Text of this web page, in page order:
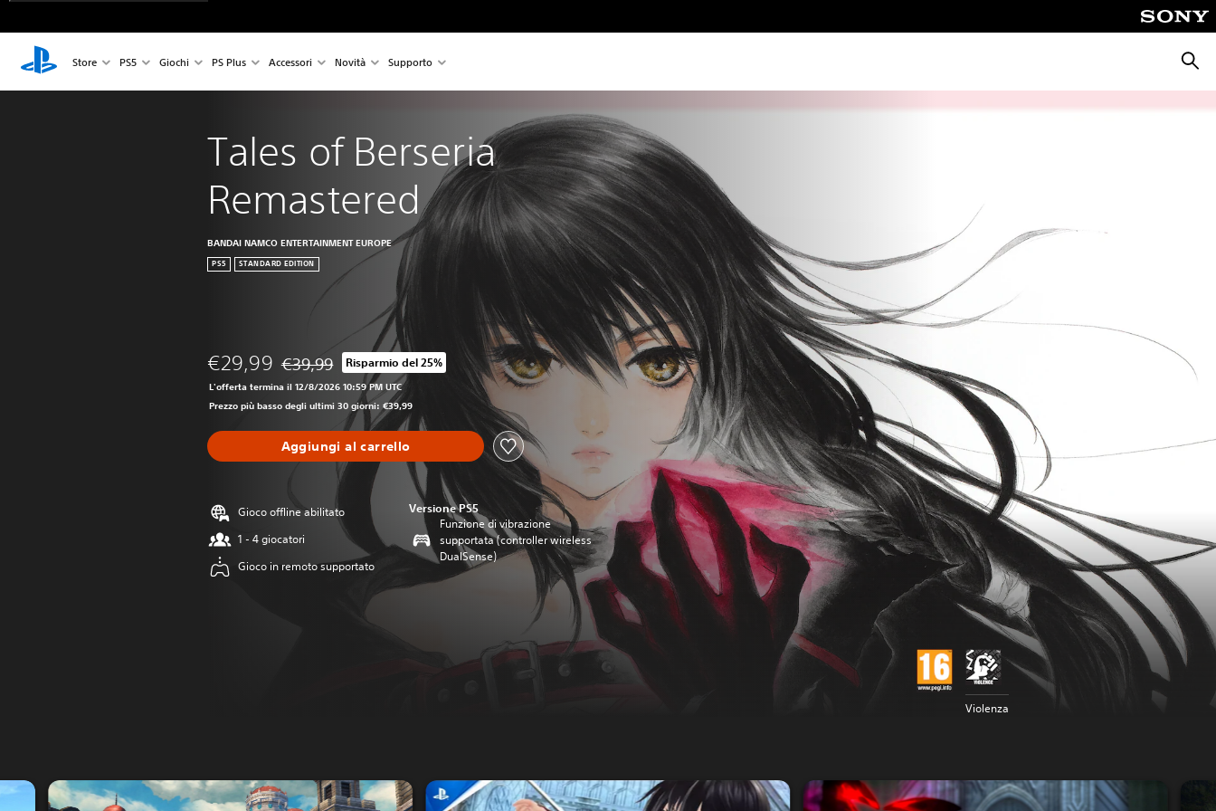
Store PS5 Giochi PS Plus Accessori Novità Supporto
Tales of Berseria
Remastered
BANDAI NAMCO ENTERTAINMENT EUROPE
PS5 STANDARD EDITION
€29,99 Scontato dal prezzo originale di €39,99
€39,99 Risparmio del 25%
L'offerta termina il 12/8/2026 10:59 PM UTC
Prezzo più basso degli ultimi 30 giorni: €39,99
Aggiungi al carrello
Gioco offline abilitato
1 - 4 giocatori
Gioco in remoto supportato
Versione PS5
Funzione di vibrazione
supportata (controller wireless
DualSense)
Violenza